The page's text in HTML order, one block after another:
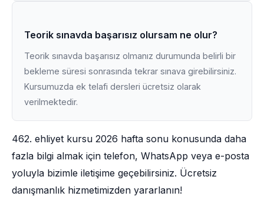
Teorik sınavda başarısız olursam ne olur?
Teorik sınavda başarısız olmanız durumunda belirli bir
bekleme süresi sonrasında tekrar sınava girebilirsiniz.
Kursumuzda ek telafi dersleri ücretsiz olarak
verilmektedir.
462. ehliyet kursu 2026 hafta sonu konusunda daha
fazla bilgi almak için telefon, WhatsApp veya e-posta
yoluyla bizimle iletişime geçebilirsiniz. Ücretsiz
danışmanlık hizmetimizden yararlanın!